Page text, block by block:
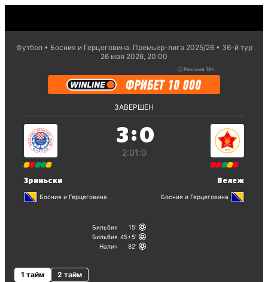
Футбол Босния и Герцеговина. Премьер-лига 2025/26
36-й тур
26 мая 2026, 20:00
ⓘ Реклама 18+.
ЗАВЕРШЕН
Зриньски
Босния и Герцеговина
3:0
2:01:0
Вележ
Босния и Герцеговина
Бильбия
15
Бильбия 45+5
Налич
82
1 тайм 2 тайм